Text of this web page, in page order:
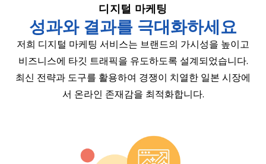
디지털 마케팅
성과와 결과를 극대화하세요
저희 디지털 마케팅 서비스는 브랜드의 가시성을 높이고
비즈니스에 타깃 트래픽을 유도하도록 설계되었습니다.
최신 전략과 도구를 활용하여 경쟁이 치열한 일본 시장에
서 온라인 존재감을 최적화합니다.